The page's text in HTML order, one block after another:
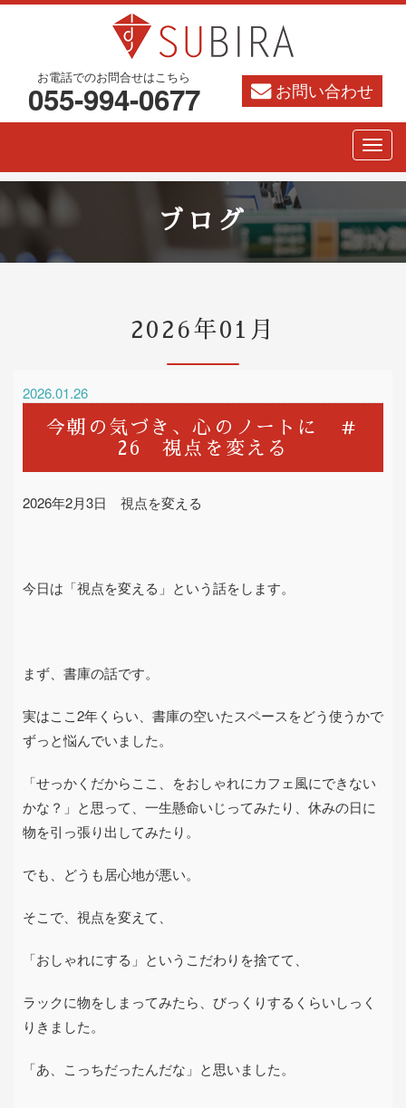
お電話でのお問合せはこちら
055-994-0677 お問い合わせ
ブログ
2026年01月
2026.01.26
今朝の気づき、心のノートに ＃
26 視点を変える
2026年2月3日 視点を変える
今日は「視点を変える」という話をします。
まず、書庫の話です。
実はここ2年くらい、書庫の空いたスペースをどう使うかで
ずっと悩んでいました。
「せっかくだからここ、をおしゃれにカフェ風にできない
かな？」と思って、一生懸命いじってみたり、休みの日に
物を引っ張り出してみたり。
でも、どうも居心地が悪い。
そこで、視点を変えて、
「おしゃれにする」というこだわりを捨てて、
ラックに物をしまってみたら、びっくりするくらいしっく
りきました。
「あ、こっちだったんだな」と思いました。